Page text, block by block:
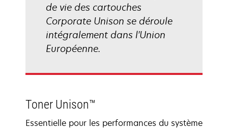
de vie des cartouches
Corporate Unison se déroule
intégralement dans l'Union
Européenne.
Toner Unison™
Essentielle pour les performances du système